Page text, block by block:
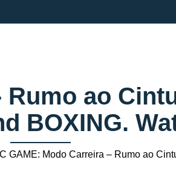
ao
BOXING.
GAME: Modo Carreira – Rumo ao